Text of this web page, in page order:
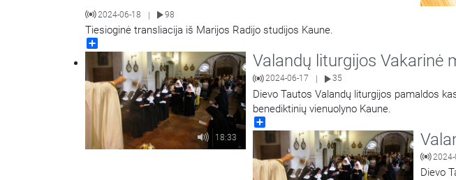
2024-06-18 | 98
Tiesioginė transliacija iš Marijos Radijo studijos Kaune.
18:33
Valandų liturgijos Vakarinė
2024-06-17 35
Dievo Tautos Valandų liturgijos pamaldos
benediktinių vienuolyno Kaune.
Dievo